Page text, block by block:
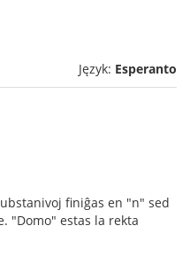
Język: Esperanto
finiĝas en "n" sed
"Domo" estas la rekta